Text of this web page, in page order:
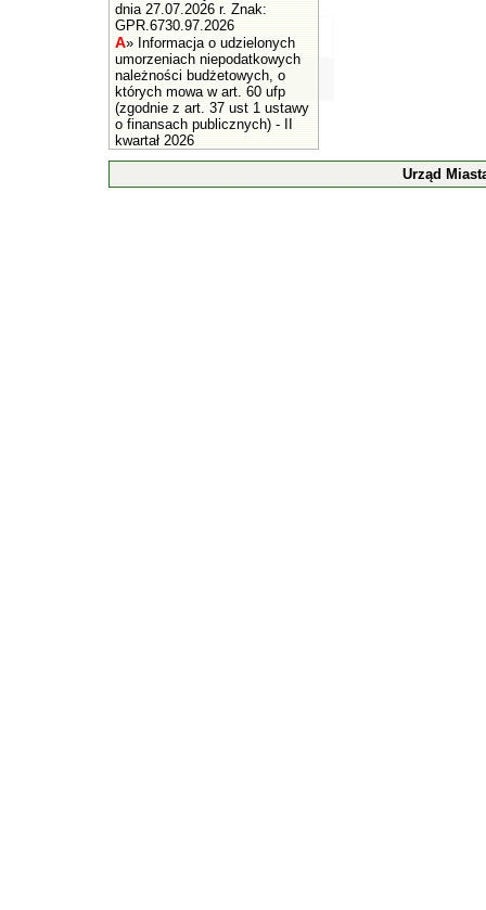
dnia 27.07.2026 r. Znak:
GPR.6730.97.2026
A» Informacja o udzielonych
umorzeniach niepodatkowych
należności budżetowych, o
których mowa w art. 60 ufp
(zgodnie z art. 37 ust 1 ustawy
o finansach publicznych) - II
kwartał 2026
Urząd